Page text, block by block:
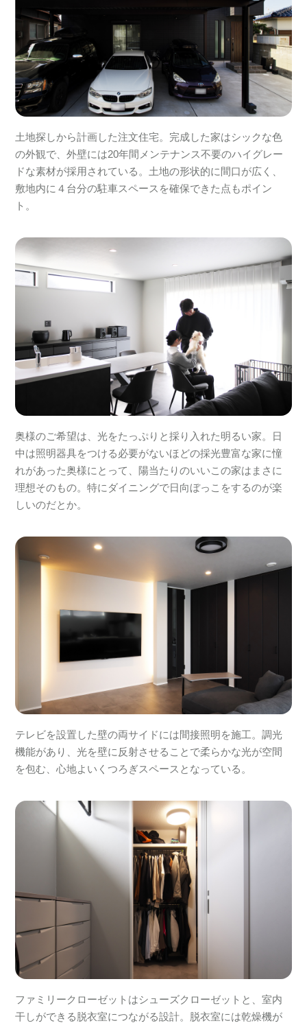
土地探しから計画した注文住宅。完成した家はシックな色
の外観で、外壁には20年間メンテナンス不要のハイグレー
ドな素材が採用されている。土地の形状的に間口が広く、
敷地内に４台分の駐車スペースを確保できた点もポイン
ト。
奥様のご希望は、光をたっぷりと採り入れた明るい家。日
中は照明器具をつける必要がないほどの採光豊富な家に憧
れがあった奥様にとって、陽当たりのいいこの家はまさに
理想そのもの。特にダイニングで日向ぼっこをするのが楽
しいのだとか。
テレビを設置した壁の両サイドには間接照明を施工。調光
機能があり、光を壁に反射させることで柔らかな光が空間
を包む、心地よいくつろぎスペースとなっている。
ファミリークローゼットはシューズクローゼットと、室内
干しができる脱衣室につながる設計。脱衣室には乾燥機が